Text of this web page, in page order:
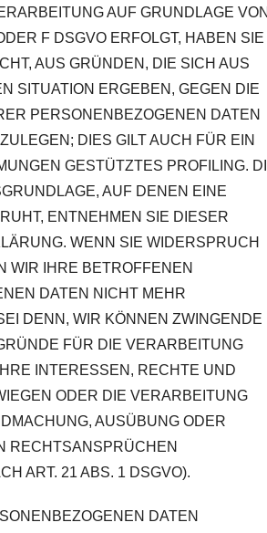
AUF GRUNDLAGE
F DSGVO ERFOLGT, HABEN SIE
AUS GRÜNDEN, DIE SICH AUS
SITUATION ERGEBEN, GEGEN DIE
PERSONENBEZOGENEN DATEN
DIES GILT AUCH FÜR EIN
GESTÜTZTES PROFILING.
AUF DENEN EINE
ENTNEHMEN SIE DIESER
WENN SIE WIDERSPRUCH
WIR IHRE BETROFFENEN
DATEN NICHT MEHR
DENN, WIR KÖNNEN ZWINGENDE
FÜR DIE VERARBEITUNG
INTERESSEN, RECHTE UND
ODER DIE VERARBEITUNG
AUSÜBUNG ODER
RECHTSANSPRÜCHEN
ART. 21 ABS. 1 DSGVO).
DATEN